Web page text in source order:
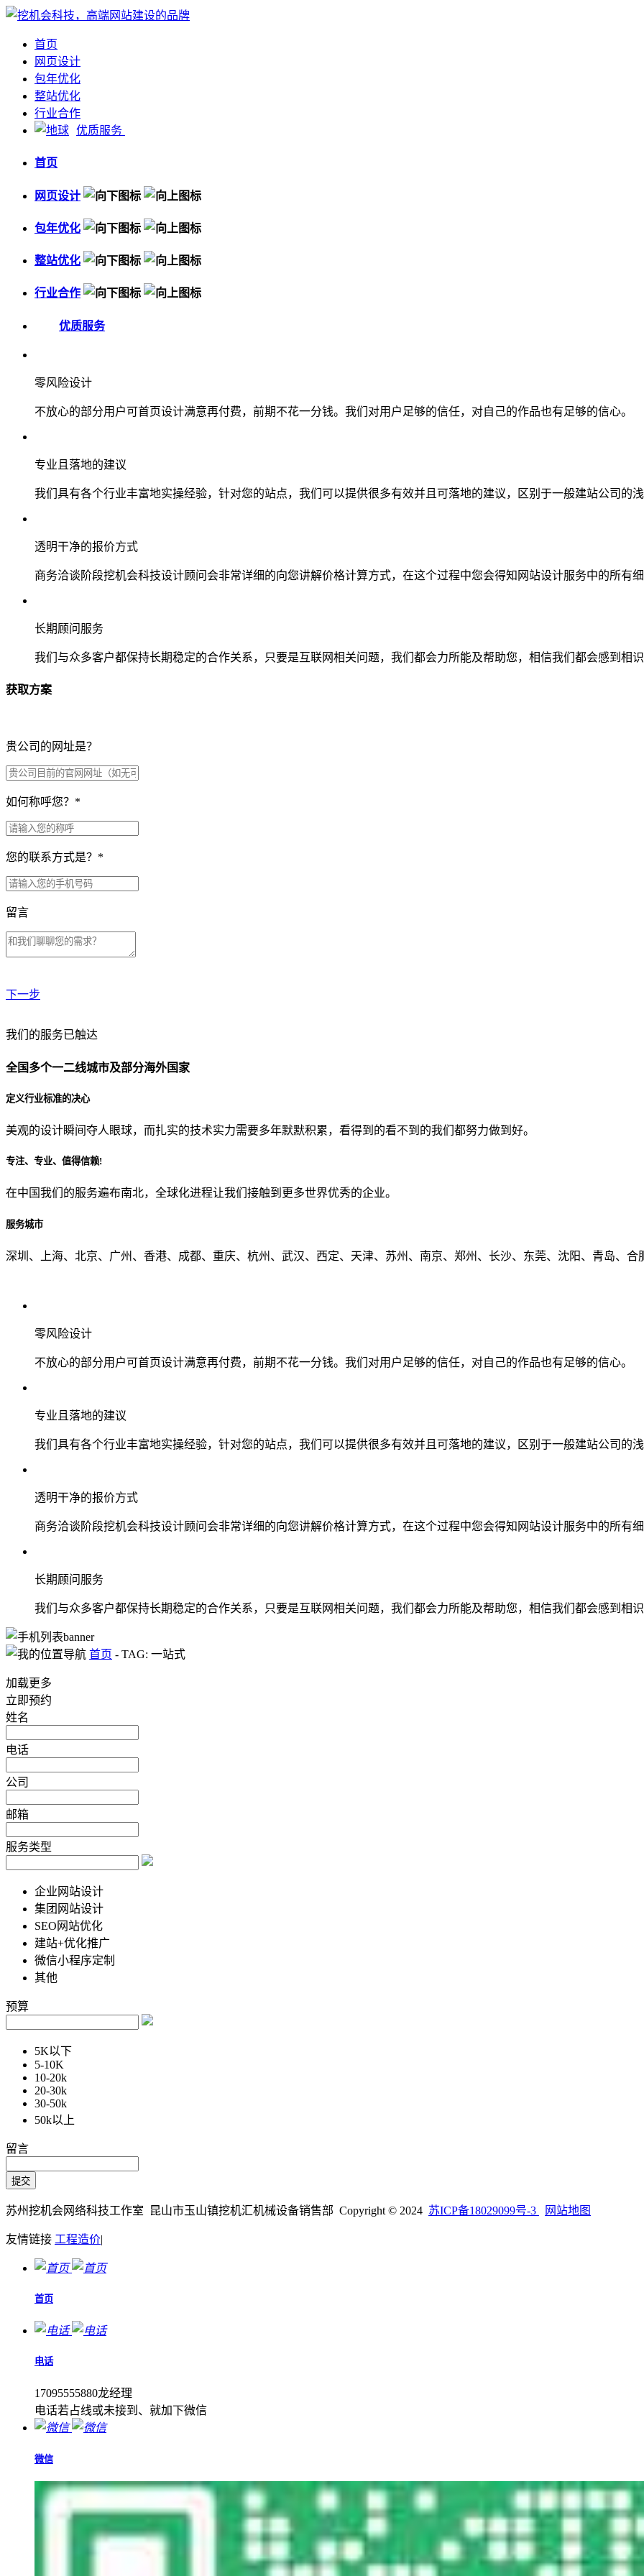
首页
网页设计
包年优化
整站优化
行业合作
优质服务
首页
网页设计
包年优化
整站优化
行业合作
优质服务
零风险设计
不放心的部分用户可首页设计满意再付费，前期不花一分钱。我们对用户足够的信任，对自己的作品也有足够的信心。
专业且落地的建议
我们具有各个行业丰富地实操经验，针对您的站点，我们可以提供很多有效并且可落地的建议，区别于一般建站公司的
透明干净的报价方式
商务洽谈阶段挖机会科技设计顾问会非常详细的向您讲解价格计算方式，在这个过程中您会得知网站设计服务中的所有
长期顾问服务
我们与众多客户都保持长期稳定的合作关系，只要是互联网相关问题，我们都会力所能及帮助您，相信我们都会感到相
获取方案
贵公司的网址是？
如何称呼您？ *
您的联系方式是？ *
留言
下一步
贵公司预算范围是？
贵公司的团队规模是？
从哪里了解到我们？
我们的服务已触达
全国多个一二线城市及部分海外国家
定义行业标准的决心
美观的设计瞬间夺人眼球，而扎实的技术实力需要多年默默积累，看得到的看不到的我们都努力做到好。
专注、专业、值得信赖!
在中国我们的服务遍布南北，全球化进程让我们接触到更多世界优秀的企业。
服务城市
深圳、上海、北京、广州、香港、成都、重庆、杭州、武汉、西定、天津、苏州、南京、郑州、长沙、东莞、沈阳、青岛、合
零风险设计
不放心的部分用户可首页设计满意再付费，前期不花一分钱。我们对用户足够的信任，对自己的作品也有足够的信心。
专业且落地的建议
我们具有各个行业丰富地实操经验，针对您的站点，我们可以提供很多有效并且可落地的建议，区别于一般建站公司的
透明干净的报价方式
商务洽谈阶段挖机会科技设计顾问会非常详细的向您讲解价格计算方式，在这个过程中您会得知网站设计服务中的所有
长期顾问服务
我们与众多客户都保持长期稳定的合作关系，只要是互联网相关问题，我们都会力所能及帮助您，相信我们都会感到相
首页 - TAG: 一站式
加载更多
立即预约
姓名
电话
公司
邮箱
服务类型
企业网站设计
集团网站设计
SEO网站优化
建站+优化推广
微信小程序定制
其他
预算
5K以下
5-10K
10-20k
20-30k
30-50k
50k以上
留言
苏州挖机会网络科技工作室 昆山市玉山镇挖机汇机械设备销售部 Copyright © 2024 苏ICP备18029099号-3 网站地图
友情链接 工程造价|
首页
电话
17095555880龙经理
电话若占线或未接到、就加下微信
微信